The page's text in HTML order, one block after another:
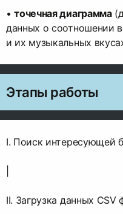
•точечная диаграмма
данных о соотношении
и их музыкальных
Этапы работы
I. Поиск интересующей
II. Загрузка данных CSV